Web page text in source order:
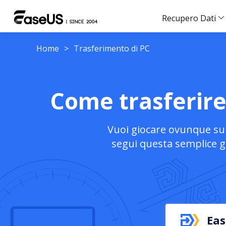
Recupero Dati
Home > Trasferimento di PC
Come
Vuoi giocare ovunque su
segui questa semplice